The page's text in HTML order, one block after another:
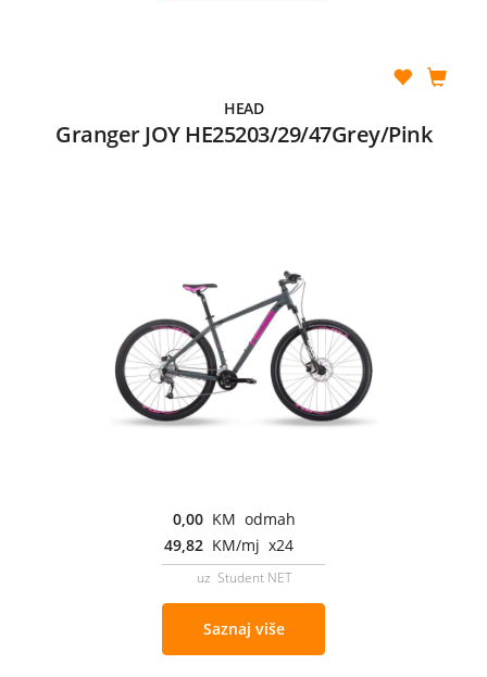
HEAD
Granger JOY HE25203/29/47Grey/Pink
0,00 KM odmah
49,82 KM/mj x24
uz Student NET
Saznaj više